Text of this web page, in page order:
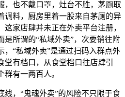
也不戴口罩，灶台不胜，茅厕取
调料，厨房里着一股来自茅厕的异
这家店肆并未正在外卖平台注册，
是所谓的“私域外卖”，次要销往附
，“私域外卖”是通过扫码入群点外
堂有档口，从食堂档口往店肆引
群有一两百人。
，“鬼魂外卖”的风险不只限于食